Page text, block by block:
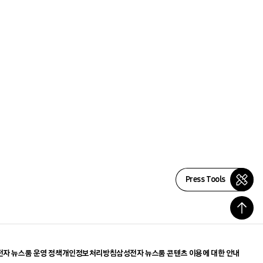
Press Tools
자 뉴스룸 운영 정책개인정보처리방침삼성전자 뉴스룸 콘텐츠 이용에 대한 안내